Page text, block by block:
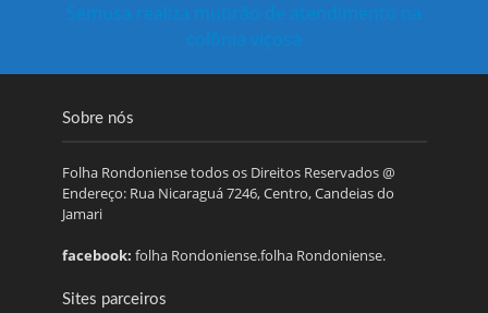
Semusa realiza mutirão de atendimento na
colônia viçosa
Sobre nós
Folha Rondoniense todos os Direitos Reservados @
Endereço: Rua Nicaraguá 7246, Centro, Candeias do
Jamari
facebook: folha Rondoniense.folha Rondoniense.
Sites parceiros